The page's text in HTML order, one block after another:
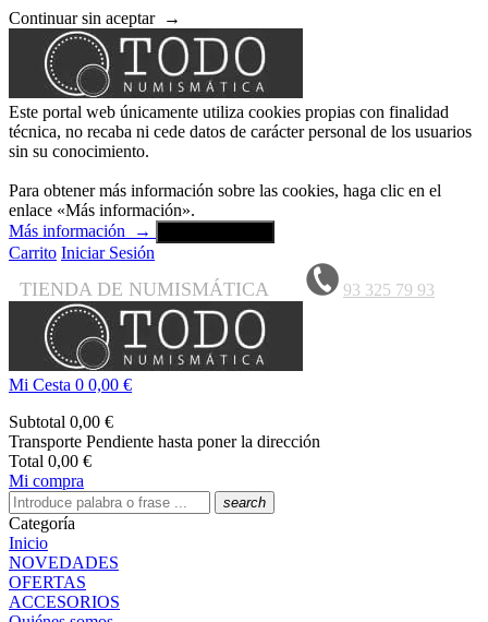
Continuar sin aceptar →
Este portal web únicamente utiliza cookies propias con finalidad
técnica, no recaba ni cede datos de carácter personal de los usuarios
sin su conocimiento.
Para obtener más información sobre las cookies, haga clic en el
enlace «Más información».
Más información
→
Carrito Iniciar Sesión
TIENDA DE NUMISMÁTICA 93 325 79 93
Mi Cesta 0 0,00 €
Subtotal 0,00 €
Transporte Pendiente hasta poner la dirección
Total 0,00 €
Mi compra
search
Categoría
Inicio
NOVEDADES
OFERTAS
ACCESORIOS